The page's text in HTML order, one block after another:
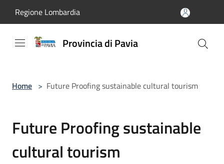
Regione Lombardia
Provincia di Pavia
Home > Future Proofing sustainable cultural tourism
Future Proofing sustainable
cultural tourism